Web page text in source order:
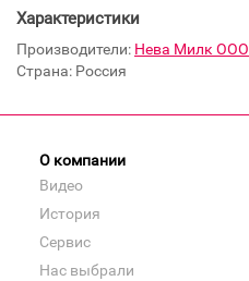
Характеристики
Производители: Нева Милк ООО
Страна: Россия
О компании
Видео
История
Сервис
Нас выбрали